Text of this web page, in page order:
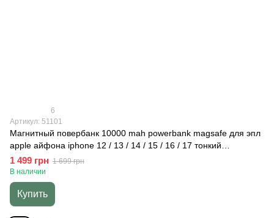
6
Артикул: 51101
Магнитный повербанк 10000 mah powerbank magsafe для эпл
apple айфона iphone 12 / 13 / 14 / 15 / 16 / 17 тонкий
беспроводной портативный MAGPRO slim QINETIQ Aluminium
20W, Space Gray, Gray Ocean-blue
1 499 грн 1 699 грн
В наличии
Купить